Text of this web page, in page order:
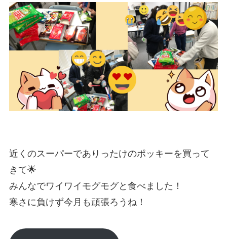
近くのスーパーでありったけのポッキーを買って
きて🌟
みんなでワイワイモグモグと食べました！
寒さに負けず今月も頑張ろうね！